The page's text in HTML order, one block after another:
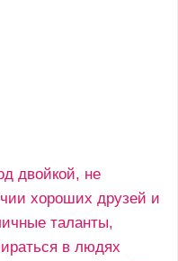
двойкой, не
хороших друзей и
таланты,
в людях